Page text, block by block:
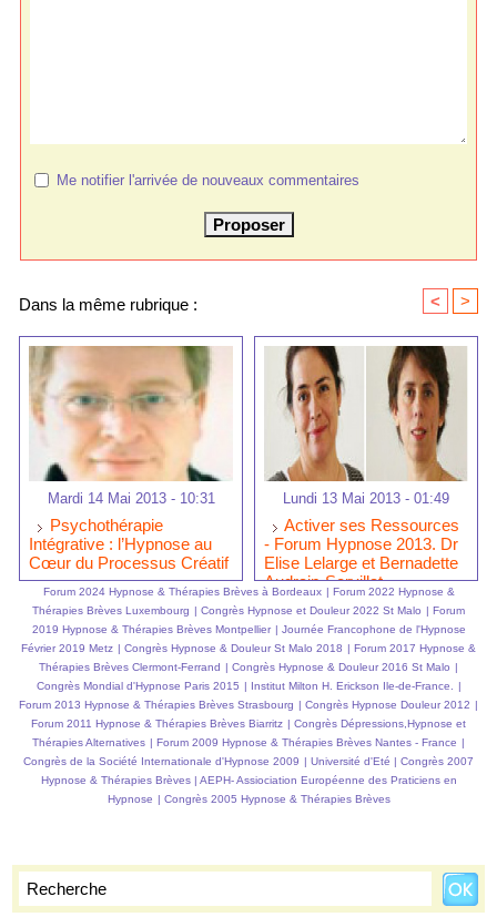
Me notifier l'arrivée de nouveaux commentaires
Dans la même rubrique : < >
Mardi 14 Mai 2013 - 10:31
Psychothérapie
Intégrative : l’Hypnose au
Cœur du Processus Créatif
Lundi 13 Mai 2013 - 01:49
Activer ses Ressources
- Forum Hypnose 2013. Dr
Elise Lelarge et Bernadette
Audrain-Servillat
Forum 2024 Hypnose & Thérapies Brèves à Bordeaux | Forum 2022 Hypnose &
Thérapies Brèves Luxembourg | Congrès Hypnose et Douleur 2022 St Malo | Forum
2019 Hypnose & Thérapies Brèves Montpellier | Journée Francophone de l'Hypnose
Février 2019 Metz | Congrès Hypnose & Douleur St Malo 2018 | Forum 2017 Hypnose &
Thérapies Brèves Clermont-Ferrand | Congrès Hypnose & Douleur 2016 St Malo |
Congrès Mondial d'Hypnose Paris 2015 | Institut Milton H. Erickson Ile-de-France. |
Forum 2013 Hypnose & Thérapies Brèves Strasbourg | Congrès Hypnose Douleur 2012 |
Forum 2011 Hypnose & Thérapies Brèves Biarritz | Congrès Dépressions,Hypnose et
Thérapies Alternatives | Forum 2009 Hypnose & Thérapies Brèves Nantes - France |
Congrès de la Société Internationale d'Hypnose 2009 | Université d'Eté | Congrès 2007
Hypnose & Thérapies Brèves | AEPH- Assiociation Européenne des Praticiens en
Hypnose | Congrès 2005 Hypnose & Thérapies Brèves